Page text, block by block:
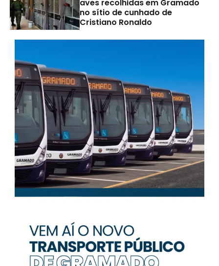
aves recolhidas em Gramado
no sítio de cunhado de
Cristiano Ronaldo